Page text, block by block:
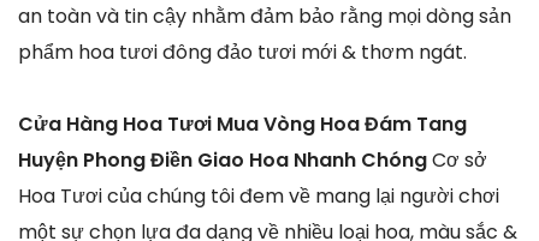
an toàn và tin cậy nhằm đảm bảo rằng mọi dòng sản
phẩm hoa tươi đông đảo tươi mới & thơm ngát.
Cửa Hàng Hoa Tươi Mua Vòng Hoa Đám Tang
Huyện Phong Điền Giao Hoa Nhanh ChóngCơ sở
Hoa Tươi của chúng tôi đem về mang lại người chơi
một sự chọn lựa đa dạng về nhiều loại hoa, màu sắc &